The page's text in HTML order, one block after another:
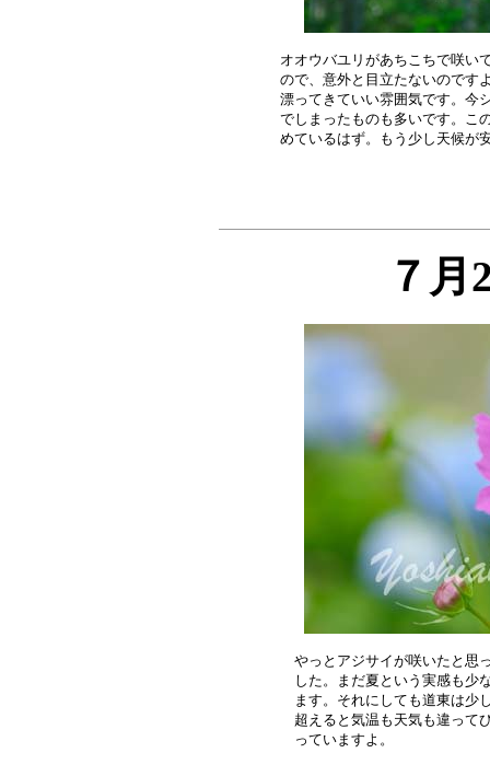
オオウバユリがあちこちで咲い
ので、意外と目立たないのです
漂ってきていい雰囲気です。今
でしまったものも多いです。こ
７月
やっとアジサイが咲いたと思
した。まだ夏という実感も少
ます。それにしても道東は少
超えると気温も天気も違って